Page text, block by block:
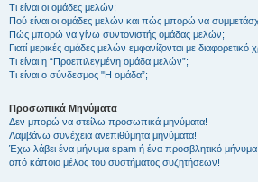
Τι είναι οι ομάδες μελών;
Πού είναι οι ομάδες μελών και πώς μπορώ να
Πώς μπορώ να γίνω συντονιστής ομάδας μελών;
Γιατί μερικές ομάδες μελών εμφανίζονται με διαφορετικό
Τι είναι η “Προεπιλεγμένη ομάδα μελών”;
Τι είναι ο σύνδεσμος "Η ομάδα”;
Προσωπικά Μηνύματα
Δεν μπορώ να στείλω προσωπικά μηνύματα!
Λαμβάνω συνέχεια ανεπιθύμητα μηνύματα!
Έχω λάβει ένα μήνυμα spam ή ένα προσβλητικό μήνυμα
από κάποιο μέλος του συστήματος συζητήσεων!